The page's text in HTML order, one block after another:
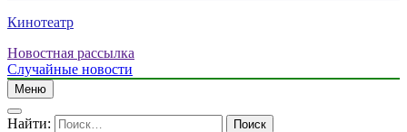
Кинотеатр
Новостная рассылка
Случайные новости
Меню
Найти: